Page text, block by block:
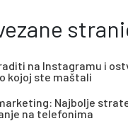
na Instagramu i
kojoj ste maštali
Najbolje
na telefonima